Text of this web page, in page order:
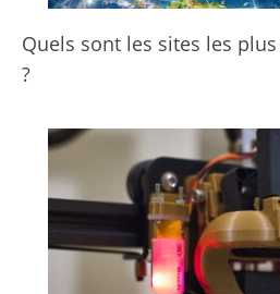
Quels sont les sites les
?